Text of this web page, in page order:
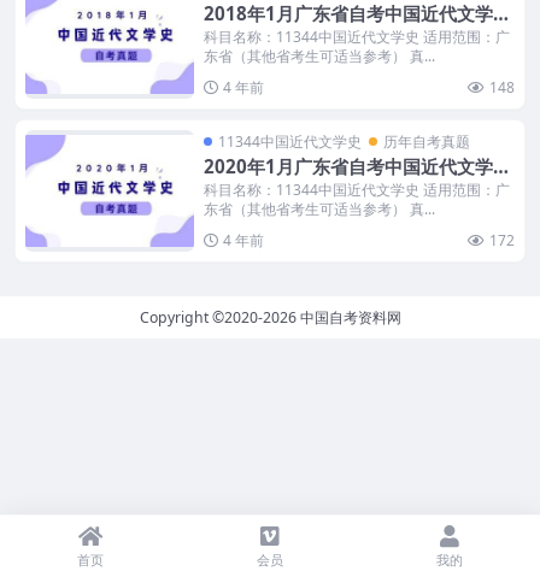
2018年1月广东省自考中国近代文学史
真题及答案
科目名称：11344中国近代文学史 适用范围：广
东省（其他省考生可适当参考） 真...
4 年前
148
11344中国近代文学史 历年自考真题
2020年1月广东省自考中国近代文学史
真题及答案
科目名称：11344中国近代文学史 适用范围：广
东省（其他省考生可适当参考） 真...
4 年前
172
Copyright ©2020-2026中国自考资料网
首页 会员 我的